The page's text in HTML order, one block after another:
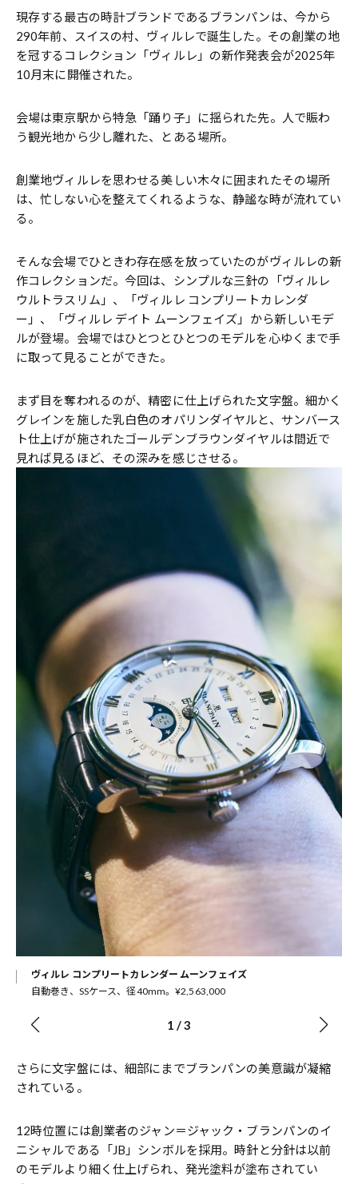
現存する最古の時計ブランドであるブランパンは、今から
290年前、スイスの村、ヴィルレで誕生した。その創業の地
を冠するコレクション「ヴィルレ」の新作発表会が2025年
10月末に開催された。
会場は東京駅から特急「踊り子」に揺られた先。人で賑わ
う観光地から少し離れた、とある場所。
創業地ヴィルレを思わせる美しい木々に囲まれたその場所
は、忙しない心を整えてくれるような、静謐な時が流れてい
る。
そんな会場でひときわ存在感を放っていたのがヴィルレの新
作コレクションだ。今回は、シンプルな三針の「ヴィルレ
ウルトラスリム」、「ヴィルレ コンプリートカレンダ
ー」、「ヴィルレ デイト ムーンフェイズ」から新しいモデ
ルが登場。会場ではひとつとひとつのモデルを心ゆくまで手
に取って見ることができた。
まず目を奪われるのが、精密に仕上げられた文字盤。細かく
グレインを施した乳白色のオパリンダイヤルと、サンバース
ト仕上げが施されたゴールデンブラウンダイヤルは間近で
見れば見るほど、その深みを感じさせる。
ヴィルレ コンプリートカレンダー ムーンフェイズ
自動巻き、SSケース、径40mm。¥2,563,000
1 /3
さらに文字盤には、細部にまでブランパンの美意識が凝縮
されている。
12時位置には創業者のジャン＝ジャック・ブランパンのイ
ニシャルである「JB」シンボルを採用。時針と分針は以前
のモデルより細く仕上げられ、発光塗料が塗布されてい